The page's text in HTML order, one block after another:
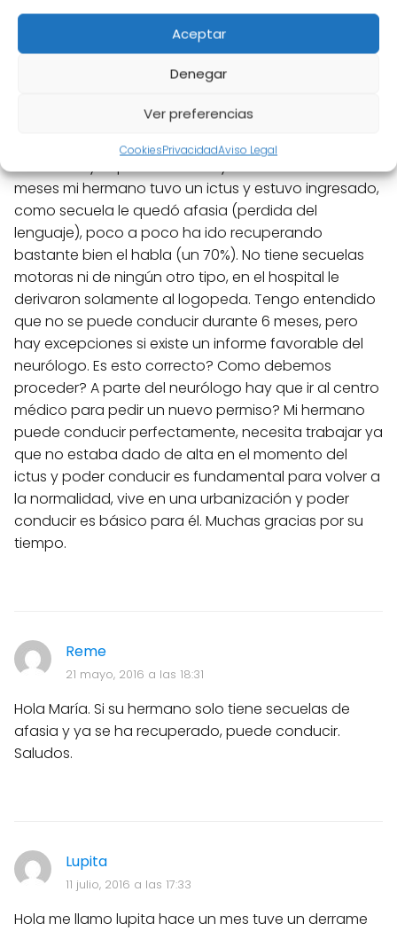
Aceptar
Denegar
Ver preferencias
CookiesPrivacidadAviso Legal
Ante todo agradecerles por dar información sobre
este tema ya que no esta muy claro. Hace dos
meses mi hermano tuvo un ictus y estuvo ingresado,
como secuela le quedó afasia (perdida del
lenguaje), poco a poco ha ido recuperando
bastante bien el habla (un 70%). No tiene secuelas
motoras ni de ningún otro tipo, en el hospital le
derivaron solamente al logopeda. Tengo entendido
que no se puede conducir durante 6 meses, pero
hay excepciones si existe un informe favorable del
neurólogo. Es esto correcto? Como debemos
proceder? A parte del neurólogo hay que ir al centro
médico para pedir un nuevo permiso? Mi hermano
puede conducir perfectamente, necesita trabajar ya
que no estaba dado de alta en el momento del
ictus y poder conducir es fundamental para volver a
la normalidad, vive en una urbanización y poder
conducir es básico para él. Muchas gracias por su
tiempo.
Reme
21 mayo, 2016 a las 18:31
Hola María. Si su hermano solo tiene secuelas de
afasia y ya se ha recuperado, puede conducir.
Saludos.
Lupita
11 julio, 2016 a las 17:33
Hola me llamo lupita hace un mes tuve un derrame